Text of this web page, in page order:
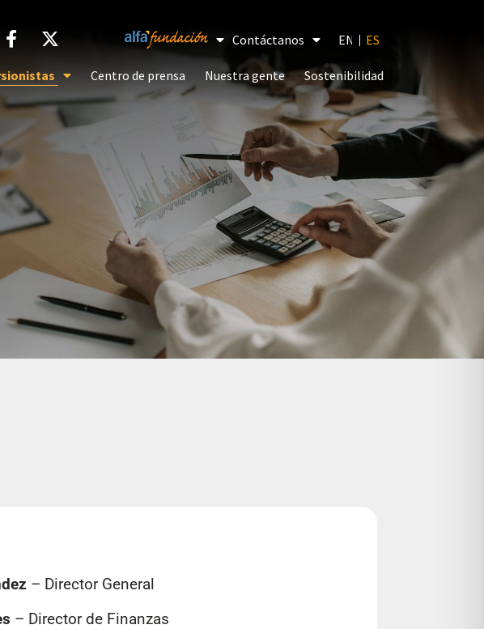
Contáctanos EN INGLÉS
ESPAÑOL
Centro de prensa Nuestra gente Sostenibilidad
– Director General
– Director de Finanzas